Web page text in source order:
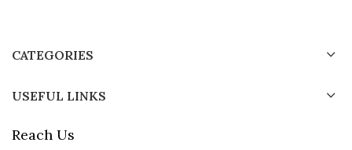
CATEGORIES
USEFUL LINKS
Reach Us